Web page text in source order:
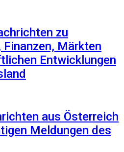
zu
Finanzen, Märkten
Entwicklungen
aus Österreich
Meldungen des